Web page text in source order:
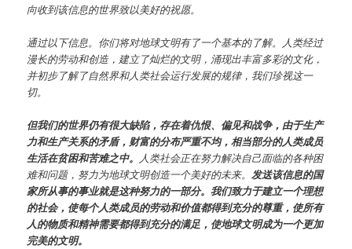
向收到该信息的世界致以美好的祝愿。
通过以下信息。你们将对地球文明有了一个基本的了解。人类经过
漫长的劳动和创造，建立了灿烂的文明，涌现出丰富多彩的文化，
并初步了解了自然界和人类社会运行发展的规律，我们珍视这一
切。
但我们的世界仍有很大缺陷，存在着仇恨、偏见和战争，由于生产
力和生产关系的矛盾，财富的分布严重不均，相当部分的人类成员
生活在贫困和苦难之中。 人类社会正在努力解决自己面临的各种困
难和问题，努力为地球文明创造一个美好的未来。发送该信息的国
家所从事的事业就是这种努力的一部分。我们致力于建立一个理想
的社会，使每个人类成员的劳动和价值都得到充分的尊重，使所有
人的物质和精神需要都得到充分的满足，使地球文明成为一个更加
完美的文明。